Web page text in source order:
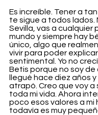
Es increíble. Tener a
te sigue a todos lados.
Sevilla, vas a cualquier
mundo y siempre hay
único, algo que
vivir para poder
sentimental. Yo no
Betis porque no soy de
llegué hace diez años
atrapó. Creo que voy a
toda mi vida. Ahora
poco esos valores a mi
todavía es muy